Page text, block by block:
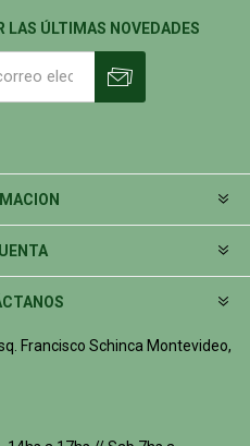
LAS ÚLTIMAS NOVEDADES
Francisco Schinca Montevideo,